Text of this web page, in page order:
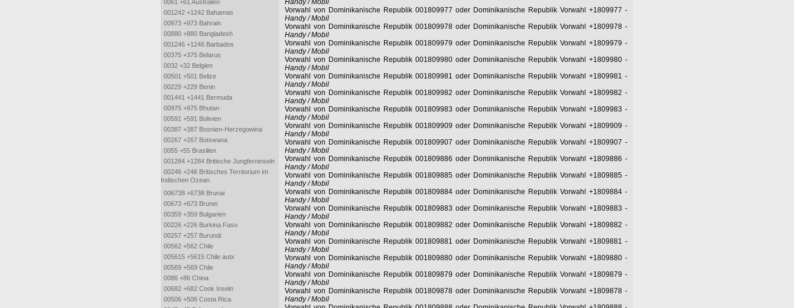
0061 +61 Australien
001242 +1242 Bahamas
00973 +973 Bahrain
00880 +880 Bangladesh
001246 +1246 Barbados
00375 +375 Belarus
0032 +32 Belgien
00501 +501 Belize
00229 +229 Benin
001441 +1441 Bermuda
00975 +975 Bhutan
00591 +591 Bolivien
00387 +387 Bosnien-Herzegowina
00267 +267 Botswana
0055 +55 Brasilien
001284 +1284 Britische Jungferninseln
00246 +246 Britisches Territorium im
Indischen Ozean
006738 +6738 Brunai
00673 +673 Brunei
00359 +359 Bulgarien
00226 +226 Burkina Faso
00257 +257 Burundi
00562 +562 Chile
005615 +5615 Chile autx
00569 +569 Chile
0086 +86 China
00682 +682 Cook Inseln
00506 +506 Costa Rica
Handy / Mobil
Vorwahl von Dominikanische Republik 001809977 oder Dominikanische Republik Vorwahl +1809977 -
Handy / Mobil
Vorwahl von Dominikanische Republik 001809978 oder Dominikanische Republik Vorwahl +1809978 -
Handy / Mobil
Vorwahl von Dominikanische Republik 001809979 oder Dominikanische Republik Vorwahl +1809979 -
Handy / Mobil
Vorwahl von Dominikanische Republik 001809980 oder Dominikanische Republik Vorwahl +1809980 -
Handy / Mobil
Vorwahl von Dominikanische Republik 001809981 oder Dominikanische Republik Vorwahl +1809981 -
Handy / Mobil
Vorwahl von Dominikanische Republik 001809982 oder Dominikanische Republik Vorwahl +1809982 -
Handy / Mobil
Vorwahl von Dominikanische Republik 001809983 oder Dominikanische Republik Vorwahl +1809983 -
Handy / Mobil
Vorwahl von Dominikanische Republik 001809909 oder Dominikanische Republik Vorwahl +1809909 -
Handy / Mobil
Vorwahl von Dominikanische Republik 001809907 oder Dominikanische Republik Vorwahl +1809907 -
Handy / Mobil
Vorwahl von Dominikanische Republik 001809886 oder Dominikanische Republik Vorwahl +1809886 -
Handy / Mobil
Vorwahl von Dominikanische Republik 001809885 oder Dominikanische Republik Vorwahl +1809885 -
Handy / Mobil
Vorwahl von Dominikanische Republik 001809884 oder Dominikanische Republik Vorwahl +1809884 -
Handy / Mobil
Vorwahl von Dominikanische Republik 001809883 oder Dominikanische Republik Vorwahl +1809883 -
Handy / Mobil
Vorwahl von Dominikanische Republik 001809882 oder Dominikanische Republik Vorwahl +1809882 -
Handy / Mobil
Vorwahl von Dominikanische Republik 001809881 oder Dominikanische Republik Vorwahl +1809881 -
Handy / Mobil
Vorwahl von Dominikanische Republik 001809880 oder Dominikanische Republik Vorwahl +1809880 -
Handy / Mobil
Vorwahl von Dominikanische Republik 001809879 oder Dominikanische Republik Vorwahl +1809879 -
Handy / Mobil
Vorwahl von Dominikanische Republik 001809878 oder Dominikanische Republik Vorwahl +1809878 -
Handy / Mobil